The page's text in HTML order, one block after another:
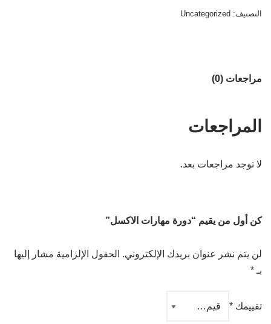
التصنيف: Uncategorized
مراجعات (0)
المراجعات
لا توجد مراجعات بعد.
كن أول من يقيم “دورة مهارات الاكسل”
لن يتم نشر عنوان بريدك الإلكتروني. الحقول الإلزامية مشار إليها
بـ *
تقييمك *